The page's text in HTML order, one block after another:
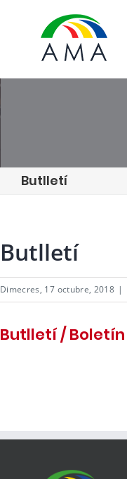
content
Butlletí
Butlletí
Dimecres, 17 octubre, 2018 |
Butlletí /